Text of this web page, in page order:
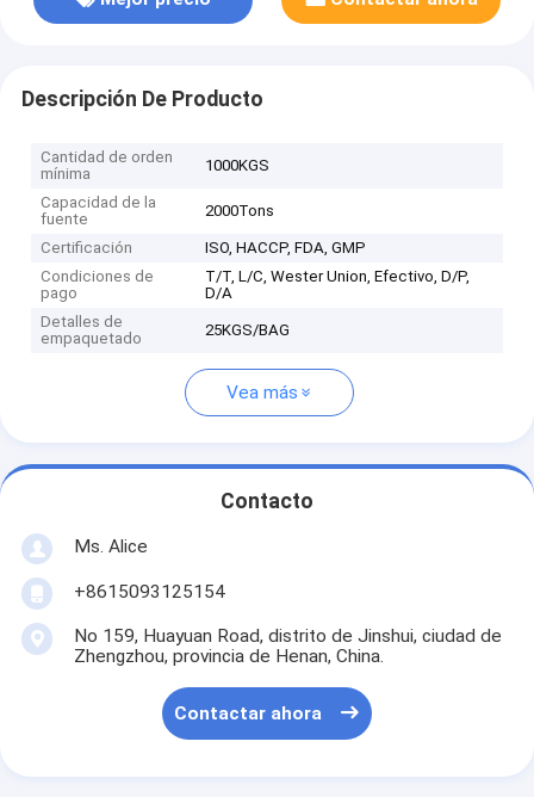
Descripción De Producto
Cantidad de orden
mínima
1000KGS
Capacidad de la
fuente
2000Tons
Certificación
ISO, HACCP, FDA, GMP
Condiciones de
pago
T/T, L/C, Wester Union, Efectivo, D/P,
D/A
Detalles de
empaquetado
25KGS/BAG
Vea más
Contacto
Ms. Alice
+8615093125154
No 159, Huayuan Road, distrito de Jinshui, ciudad de
Zhengzhou, provincia de Henan, China.
Contactar ahora